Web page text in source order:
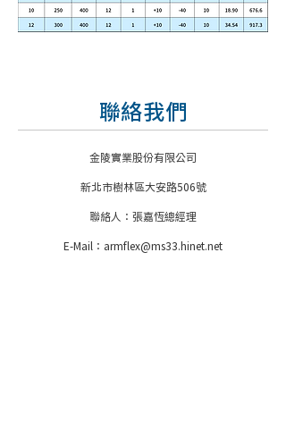
聯絡我們
金陵實業股份有限公司
新北市樹林區大安路506號
聯絡人：張嘉恆總經理
E-Mail： armflex@ms33.hinet.net